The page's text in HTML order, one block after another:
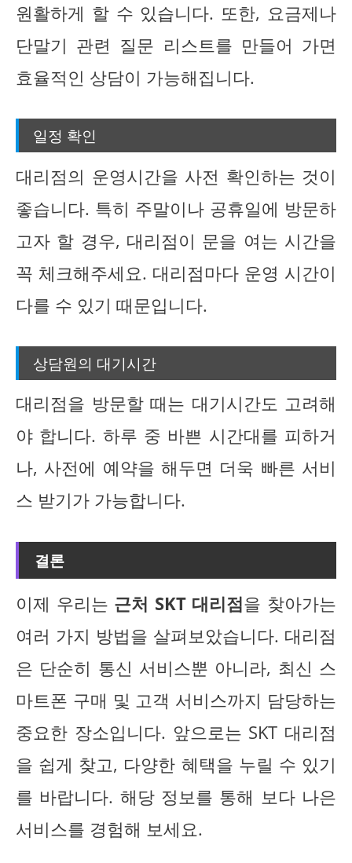
원활하게 할 수 있습니다. 또한, 요금제나
단말기 관련 질문 리스트를 만들어 가면
효율적인 상담이 가능해집니다.
일정 확인
대리점의 운영시간을 사전 확인하는 것이
좋습니다. 특히 주말이나 공휴일에 방문하
고자 할 경우, 대리점이 문을 여는 시간을
꼭 체크해주세요. 대리점마다 운영 시간이
다를 수 있기 때문입니다.
상담원의 대기시간
대리점을 방문할 때는 대기시간도 고려해
야 합니다. 하루 중 바쁜 시간대를 피하거
나, 사전에 예약을 해두면 더욱 빠른 서비
스 받기가 가능합니다.
결론
이제 우리는 근처 SKT 대리점을 찾아가는
여러 가지 방법을 살펴보았습니다. 대리점
은 단순히 통신 서비스뿐 아니라, 최신 스
마트폰 구매 및 고객 서비스까지 담당하는
중요한 장소입니다. 앞으로는 SKT 대리점
을 쉽게 찾고, 다양한 혜택을 누릴 수 있기
를 바랍니다. 해당 정보를 통해 보다 나은
서비스를 경험해 보세요.